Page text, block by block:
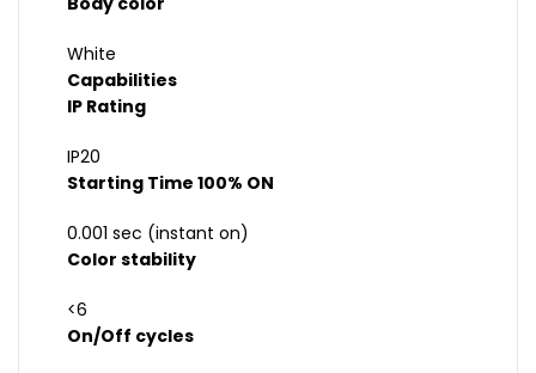
White
Capabilities
IP Rating
IP20
Starting Time 100% ON
0.001 sec (instant on)
Color stability
<6
On/Off cycles